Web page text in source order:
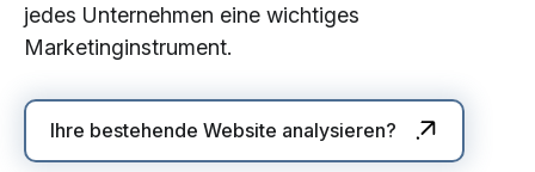
jedes Unternehmen eine wichtiges
Marketinginstrument.
Ihre bestehende Website analysieren?